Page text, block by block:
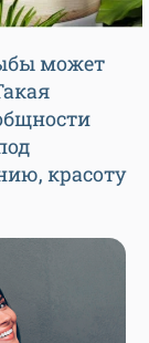
может
красоту